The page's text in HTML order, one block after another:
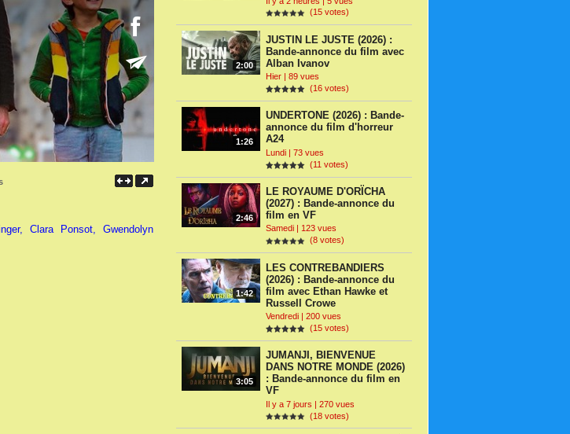
(15 votes)
2:00
JUSTIN LE JUSTE (2026) :
Bande-annonce du film avec
Alban Ivanov
Hier | 89 vues
(16 votes)
1:26
UNDERTONE (2026) : Bande-
annonce du film d'horreur
A24
Lundi | 73 vues
(11 votes)
2:46
LE ROYAUME D'ORÏCHA
(2027) : Bande-annonce du
film en VF
Samedi | 123 vues
(8 votes)
1:42
LES CONTREBANDIERS
(2026) : Bande-annonce du
film avec Ethan Hawke et
Russell Crowe
Vendredi | 200 vues
(15 votes)
3:05
JUMANJI, BIENVENUE
DANS NOTRE MONDE (2026)
: Bande-annonce du film en
VF
Il y a 7 jours | 270 vues
(18 votes)
Clara Ponsot, Gwendolyn